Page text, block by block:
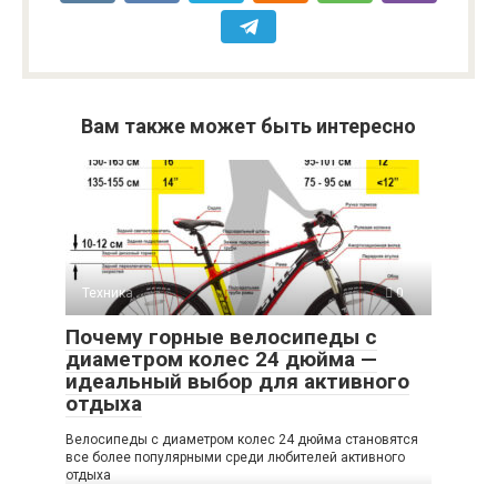
Вам также может быть интересно
Техника 0
Почему горные велосипеды с
диаметром колес 24 дюйма —
идеальный выбор для активного
отдыха
Велосипеды с диаметром колес 24 дюйма становятся
все более популярными среди любителей активного
отдыха